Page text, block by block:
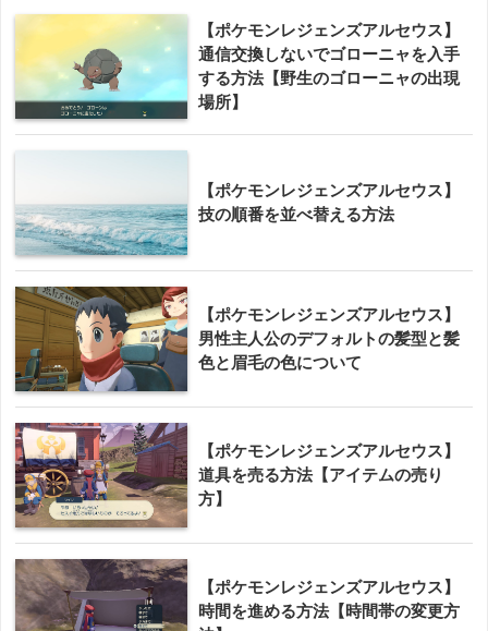
【ポケモンレジェンズアルセウス】
通信交換しないでゴローニャを入手
する方法【野生のゴローニャの出現
場所】
【ポケモンレジェンズアルセウス】
技の順番を並べ替える方法
【ポケモンレジェンズアルセウス】
男性主人公のデフォルトの髪型と髪
色と眉毛の色について
【ポケモンレジェンズアルセウス】
道具を売る方法【アイテムの売り
方】
【ポケモンレジェンズアルセウス】
時間を進める方法【時間帯の変更方